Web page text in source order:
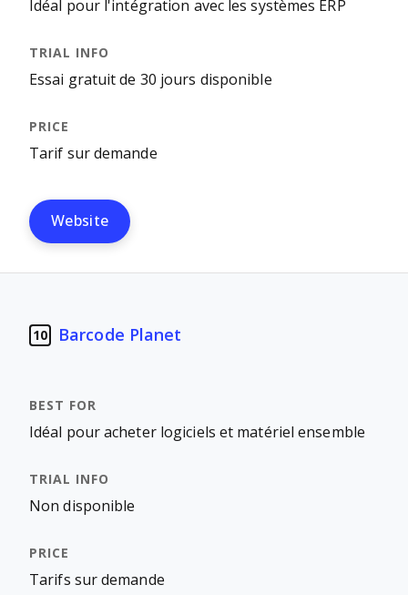
Idéal pour l'intégration avec les systèmes ERP
Essai gratuit de 30 jours disponible
Tarif sur demande
Website
10 Barcode Planet
Idéal pour acheter logiciels et matériel ensemble
Non disponible
Tarifs sur demande